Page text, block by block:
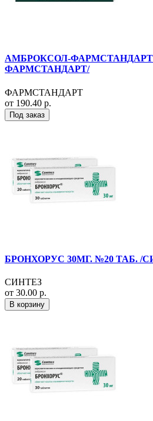
АМБРОКСОЛ-ФАРМСТАНДАРТ
ФАРМСТАНДАРТ/
ФАРМСТАНДАРТ
от 190.40 р.
Под заказ
БРОНХОРУС 30МГ. №20 ТАБ. /
СИНТЕЗ
от 30.00 р.
В корзину